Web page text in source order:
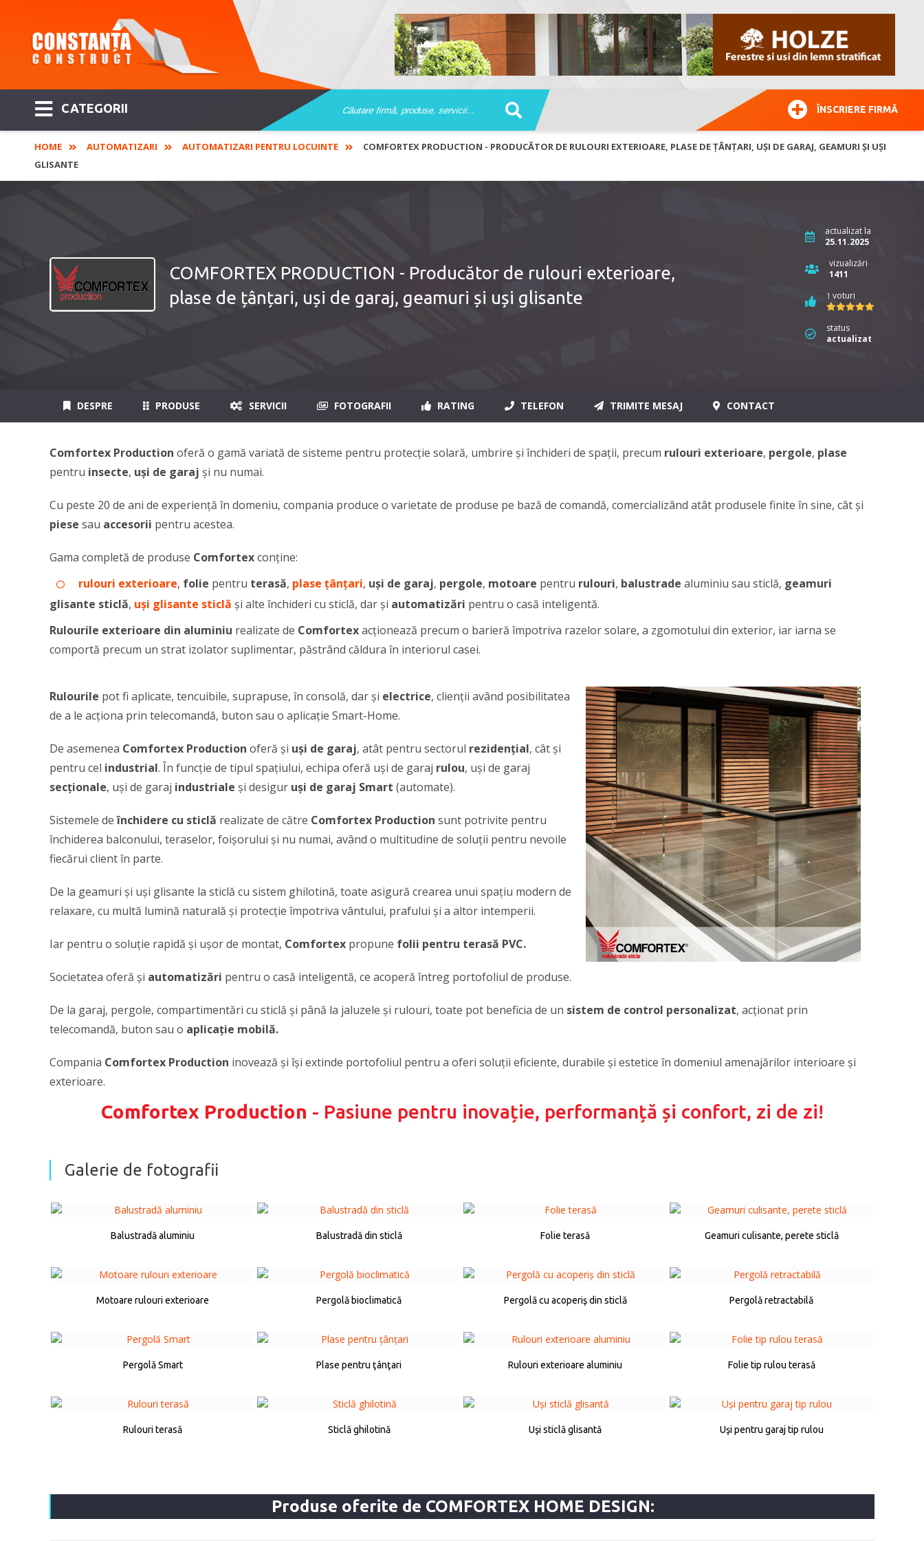
CATEGORII ÎNSCRIERE FIRMĂ
HOME AUTOMATIZARI AUTOMATIZARI PENTRU LOCUINTE
COMFORTEX PRODUCTION - PRODUCĂTOR DE RULOURI EXTERIOARE, PLASE DE ȚÂNȚARI, UȘI DE GARAJ, GEAMURI ȘI UȘI
GLISANTE
COMFORTEX PRODUCTION - Producător de rulouri exterioare,
plase de țânțari, uși de garaj, geamuri și uși glisante
actualizat la
25.11.2025
vizualizări
1411
1 voturi
status
actualizat
DESPRE PRODUSE SERVICII FOTOGRAFII RATING TELEFON TRIMITE MESAJ CONTACT
Comfortex Production oferă o gamă variată de sisteme pentru protecție solară, umbrire și închideri de spații, precum rulouri exterioare, pergole, plase
pentru insecte, uşi de garaj şi nu numai.
Cu peste 20 de ani de experienţă în domeniu, compania produce o varietate de produse pe bază de comandă, comercializând atât produsele finite în sine, cât şi
piese sau accesorii pentru acestea.
Gama completă de produse Comfortexconţine:
rulouri exterioare, folie pentru terasă, plase ţânţari, uşi de garaj, pergole, motoare pentru rulouri, balustrade aluminiu sau sticlă, geamuri
glisante sticlă, uşi glisante sticlă şi alte închideri cu sticlă, dar şi automatizări pentru o casă inteligentă.
Rulourile exterioare din aluminiu realizate de Comfortexacţionează precum o barieră împotriva razelor solare, a zgomotului din exterior, iar iarna se
comportă precum un strat izolator suplimentar, păstrând căldura în interiorul casei.
Rulourile pot fi aplicate, tencuibile, suprapuse, în consolă, dar şi electrice, clienţii având posibilitatea
de a le acţiona prin telecomandă, buton sau o aplicaţie Smart-Home.
De asemenea Comfortex Production oferă şi uşi de garaj, atât pentru sectorul rezidenţial, cât şi
pentru cel industrial. În funcţie de tipul spaţiului, echipa oferă uşi de garaj rulou, uşi de garaj
secţionale, uşi de garaj industriale şi desigur uşi de garaj Smart (automate).
Sistemele deînchidere cu sticlă realizate de către Comfortex Production sunt potrivite pentru
închiderea balconului, teraselor, foişorului şi nu numai, având o multitudine de soluţii pentru nevoile
fiecărui client în parte.
De la geamuri şi uşi glisante la sticlă cu sistem ghilotină, toate asigură crearea unui spaţiu modern de
relaxare, cu multă lumină naturală şi protecţie împotriva vântului, prafului şi a altor intemperii.
Iar pentru o soluţie rapidă şi uşor de montat, Comfortex propune folii pentru terasă PVC.
Societatea oferă şi automatizări pentru o casă inteligentă, ce acoperă întreg portofoliul de produse.
De la garaj, pergole, compartimentări cu sticlă şi până la jaluzele şi rulouri, toate pot beneficia de un sistem de control personalizat, acţionat prin
telecomandă, buton sau o aplicaţie mobilă.
Compania Comfortex Production inovează și își extinde portofoliul pentru a oferi soluții eficiente, durabile și estetice în domeniul amenajărilor interioare şi
exterioare.
Comfortex Production - Pasiune pentru inovație, performanță și confort, zi de zi!
Galerie de fotografii
Balustradă aluminiu Balustradă din sticlă Folie terasă Geamuri culisante, perete sticlă
Motoare rulouri exterioare Pergolă bioclimatică Pergolă cu acoperiş din sticlă Pergolă retractabilă
Pergolă Smart Plase pentru ţânţari Rulouri exterioare aluminiu Folie tip rulou terasă
Rulouri terasă Sticlă ghilotină Uşi sticlă glisantă Uşi pentru garaj tip rulou
Produse oferite de COMFORTEX HOME DESIGN: